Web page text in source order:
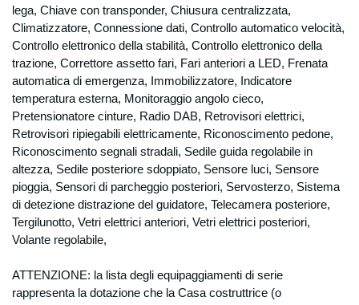
poter rispondere alle vostre richieste,
presenti e future, di informazioni sui nostri
prodotti e/o servizi ed in generale per
evadere ogni informazione e specifico
ordine/contratto;
per l’esecuzione degli obblighi e degli
adempimenti amministrativi, fiscali, contabili,
etc derivanti dai contratti stipulati, nonché
disposti dalla legislazione vigente, da
regolamenti e dalla normativa comunitaria,
nonché da disposizioni impartite da autorità
a ciò legittimate e da organi di vigilanza e
controllo; In base all’ art. 24, comma b del
D.lgs 196, per le finalità sopra espresse non
è necessario il vostro consenso, in quanto il
“eseguire obblighi derivanti da un contratto
del quale è parte l’interessato o per
lega, Chiave con transponder, Chiusura centralizzata,
Climatizzatore, Connessione dati, Controllo automatico velocità,
Controllo elettronico della stabilità, Controllo elettronico della
trazione, Correttore assetto fari, Fari anteriori a LED, Frenata
automatica di emergenza, Immobilizzatore, Indicatore
temperatura esterna, Monitoraggio angolo cieco,
Pretensionatore cinture, Radio DAB, Retrovisori elettrici,
Retrovisori ripiegabili elettricamente, Riconoscimento pedone,
Riconoscimento segnali stradali, Sedile guida regolabile in
altezza, Sedile posteriore sdoppiato, Sensore luci, Sensore
pioggia, Sensori di parcheggio posteriori, Servosterzo, Sistema
di detezione distrazione del guidatore, Telecamera posteriore,
Tergilunotto, Vetri elettrici anteriori, Vetri elettrici posteriori,
Volante regolabile,
ATTENZIONE: la lista degli equipaggiamenti di serie
rappresenta la dotazione che la Casa costruttrice (o